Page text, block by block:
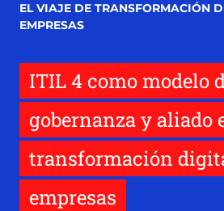
EL VIAJE DE TRANSFORMACIÓN
EMPRESAS
ITIL 4 como modelo
gobernanza y aliado
transformación
empresas